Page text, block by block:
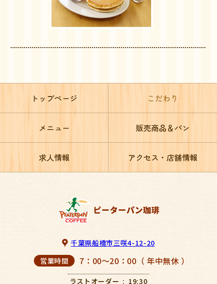
トップページ こだわり
メニュー 販売商品＆パン
求人情報 アクセス・店舗情報
千葉県船橋市三咲4-12-20
営業時間
7：00～20：00（ 年中無休 ）
ラストオーダー 19:30